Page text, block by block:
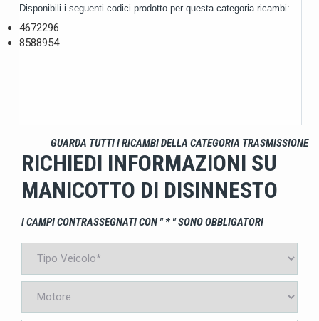
Disponibili i seguenti codici prodotto per questa categoria ricambi:
4672296
8588954
GUARDA TUTTI I RICAMBI DELLA CATEGORIA TRASMISSIONE
RICHIEDI INFORMAZIONI SU
MANICOTTO DI DISINNESTO
I CAMPI CONTRASSEGNATI CON " * " SONO OBBLIGATORI